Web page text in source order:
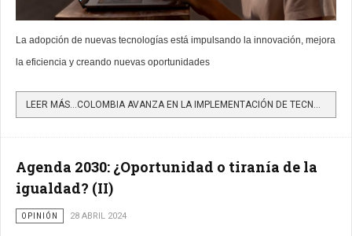
La adopción de nuevas tecnologías está impulsando la innovación, mejora
la eficiencia y creando nuevas oportunidades
LEER MÁS…COLOMBIA AVANZA EN LA IMPLEMENTACIÓN DE TECNOLOGÍAS QUE AUMENTAN LA SATISFACCIÓN DE CLIENTE
Agenda 2030: ¿Oportunidad o tiranía de la
igualdad? (II)
OPINIÓN 28 ABRIL 2024